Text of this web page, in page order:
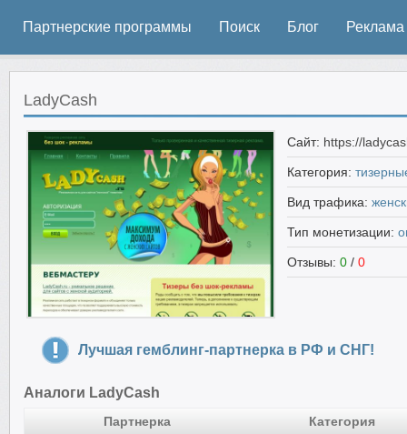
Партнерские программы Поиск Блог Реклама
LadyCash
Сайт: https://
Категория:
Вид трафика:
Тип монетизации:
Отзывы: 0 / 0
Лучшая гемблинг-партнерка в РФ и СНГ!
Аналоги LadyCash
Партнерка
Категория